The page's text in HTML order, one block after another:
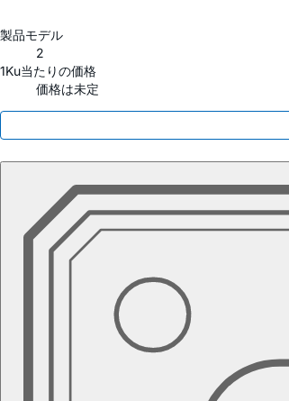
製品モデル
2
1Ku当たりの価格
価格は未定